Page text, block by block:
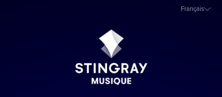
Français